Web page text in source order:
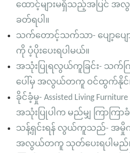
ထောင့်များမရှိသည့်အပြင် အ
ခတ်ရပါ။
သက်တောင့်သက်သာ- ပျော့ပျော
ကို ပံ့ပိုးပေးရပါမယ်။
အသုံးပြုရလွယ်ကူခြင်း- သက်က
ပေါ်မှ အလွယ်တကူ ဝင်ထွက်နိုင်၊
ခိုင်ခံ့မှု- Assisted Living
အသုံးပြုပါက မည်မျှ ကြာကြာ
သန့်ရှင်းရန် လွယ်ကူသည်- အမှိုက်
အလွယ်တကူ သုတ်ပေးရပါမည်